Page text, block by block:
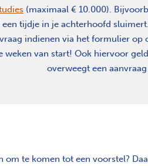
(maximaal € 10.000).
tijdje in je achterhoofd
indienen via het formulier op
weken van start! Ook hiervoor
overweegt een
te komen tot een voorstel?